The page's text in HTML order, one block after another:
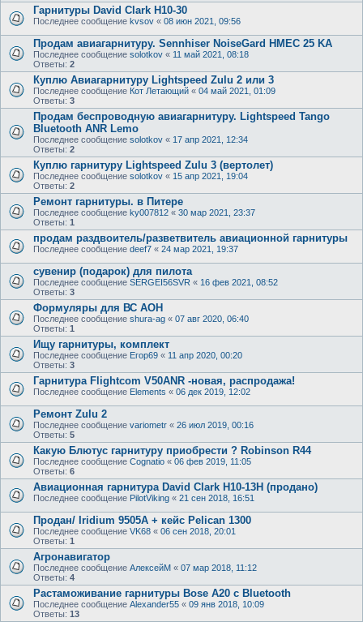
Гарнитуры David Clark H10-30
Последнее сообщение kvsov « 08 июн 2021, 09:56
Продам авиагарнитуру. Sennhiser NoiseGard HMEC 25 KA
Последнее сообщение solotkov « 11 май 2021, 08:18
Ответы: 2
Куплю Авиагарнитуру Lightspeed Zulu 2 или 3
Последнее сообщение Кот Летающий « 04 май 2021, 01:09
Ответы: 3
Продам беспроводную авиагарнитуру. Lightspeed Tango
Bluetooth ANR Lemo
Последнее сообщение solotkov « 17 апр 2021, 12:34
Ответы: 2
Куплю гарнитуру Lightspeed Zulu 3 (вертолет)
Последнее сообщение solotkov « 15 апр 2021, 19:04
Ответы: 2
Ремонт гарнитуры. в Питере
Последнее сообщение ky007812 « 30 мар 2021, 23:37
Ответы: 1
продам раздвоитель/разветвитель авиационной гарнитуры
Последнее сообщение deef7 « 24 мар 2021, 19:37
сувенир (подарок) для пилота
Последнее сообщение SERGEI56SVR « 16 фев 2021, 08:52
Ответы: 3
Формуляры для ВС АОН
Последнее сообщение shura-ag « 07 авг 2020, 06:40
Ответы: 1
Ищу гарнитуры, комплект
Последнее сообщение Егор69 « 11 апр 2020, 00:20
Ответы: 3
Гарнитура Flightcom V50ANR -новая, распродажа!
Последнее сообщение Elements « 06 дек 2019, 12:02
Ремонт Zulu 2
Последнее сообщение variometr « 26 июл 2019, 00:16
Ответы: 5
Какую Блютус гарнитуру приобрести ? Robinson R44
Последнее сообщение Cognatio « 06 фев 2019, 11:05
Ответы: 6
Авиационная гарнитура David Clark H10-13H (продано)
Последнее сообщение PilotViking « 21 сен 2018, 16:51
Продан/ Iridium 9505A + кейс Pelican 1300
Последнее сообщение VK68 « 06 сен 2018, 20:01
Ответы: 1
Агронавигатор
Последнее сообщение АлексейМ « 07 мар 2018, 11:12
Ответы: 4
Растаможивание гарнитуры Bose A20 с Bluetooth
Последнее сообщение Alexander55 « 09 янв 2018, 10:09
Ответы: 13